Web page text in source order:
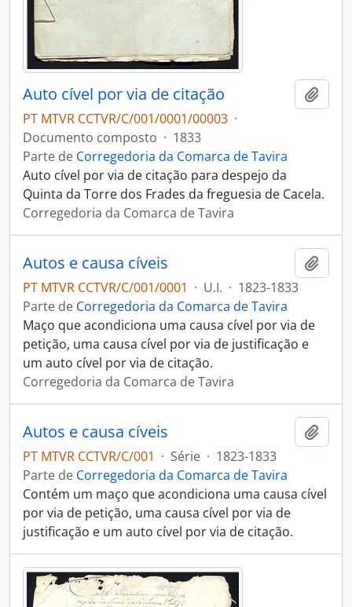
Auto cível por via de citação
PT MTVR CCTVR/C/001/0001/00003 ·
Documento composto · 1833
Parte de Corregedoria da Comarca de Tavira
Auto cível por via de citação para despejo da
Quinta da Torre dos Frades da freguesia de Cacela.
Corregedoria da Comarca de Tavira
Autos e causa cíveis
PT MTVR CCTVR/C/001/0001 · U.I. · 1823-1833
Parte de Corregedoria da Comarca de Tavira
Maço que acondiciona uma causa cível por via de
petição, uma causa cível por via de justificação e
um auto cível por via de citação.
Corregedoria da Comarca de Tavira
Autos e causa cíveis
PT MTVR CCTVR/C/001 · Série · 1823-1833
Parte de Corregedoria da Comarca de Tavira
Contém um maço que acondiciona uma causa cível
por via de petição, uma causa cível por via de
justificação e um auto cível por via de citação.